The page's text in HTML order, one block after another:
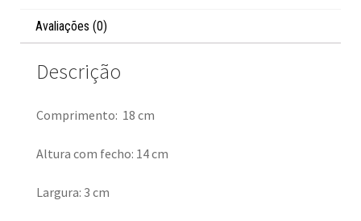
Avaliações (0)
Descrição
Comprimento: 18 cm
Altura com fecho: 14 cm
Largura: 3 cm